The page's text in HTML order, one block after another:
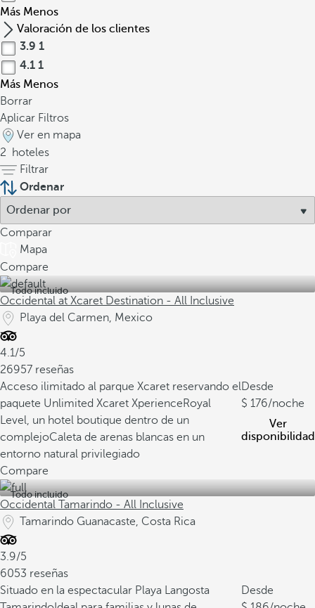
Más Menos
Valoración de los clientes
3.9 1
4.1 1
Más Menos
Borrar
Aplicar Filtros
Ver en mapa
2
hoteles
Filtrar
Ordenar
Comparar
Mapa
Compare
Todo incluido
Occidental at Xcaret Destination - All Inclusive
Playa del Carmen, Mexico
4.1/5
26957 reseñas
Acceso ilimitado al parque Xcaret reservando el
paquete Unlimited Xcaret XperienceRoyal
Level, un hotel boutique dentro de un
complejoCaleta de arenas blancas en un
entorno natural privilegiado
Desde
176/noche
Ver
disponibilidad
Compare
Todo incluido
Occidental Tamarindo - All Inclusive
Tamarindo Guanacaste, Costa Rica
3.9/5
6053 reseñas
Situado en la espectacular Playa Langosta
Desde